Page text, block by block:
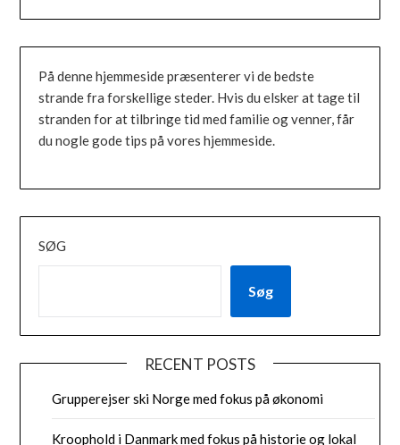
På denne hjemmeside præsenterer vi de bedste
strande fra forskellige steder. Hvis du elsker at tage til
stranden for at tilbringe tid med familie og venner, får
du nogle gode tips på vores hjemmeside.
SØG
Søg
RECENT POSTS
Grupperejser ski Norge med fokus på økonomi
Kroophold i Danmark med fokus på historie og lokal